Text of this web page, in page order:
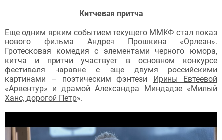
Китчевая притча
Еще одним ярким событием текущего ММКФ стал показ
нового фильма Андрея Прошкина «Орлеан».
Гротесковая комедия с элементами черного юмора,
китча и притчи участвует в основном конкурсе
фестиваля наравне с еще двумя российскими
картинами – поэтическим фэнтези Ирины Евтеевой
«Арвентур» и драмойАлександра Миндадзе «Милый
Ханс, дорогой Петр».